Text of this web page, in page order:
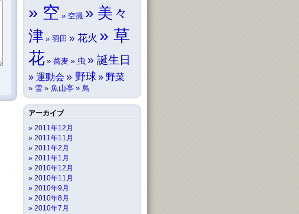
空 空撮
美々
津
羽田 花火
草
花
蕎麦 虫 誕生日
運動会 野球 野菜
雪 魚山亭 鳥
アーカイブ
2011年12月
2011年11月
2011年2月
2011年1月
2010年12月
2010年11月
2010年9月
2010年8月
2010年7月